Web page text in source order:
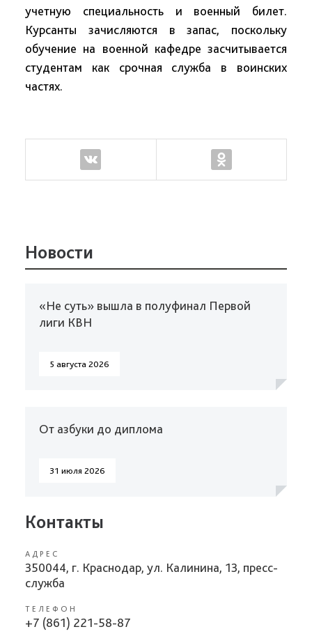
учетную специальность и военный билет.
Курсанты зачисляются в запас, поскольку
обучение на военной кафедре засчитывается
студентам как срочная служба в воинских
частях.
Новости
«Не суть» вышла в полуфинал Первой
лиги КВН
5 августа 2026
От азбуки до диплома
31 июля 2026
Контакты
АДРЕС
350044, г. Краснодар, ул. Калинина, 13, пресс-
служба
ТЕЛЕФОН
+7 (861) 221-58-87